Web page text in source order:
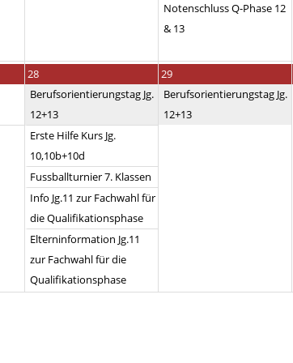
Notenschluss Q-Phase 12
& 13
28
Berufsorientierungstag Jg.
12+13
Erste Hilfe Kurs Jg.
10,10b+10d
Fussballturnier 7. Klassen
Info Jg.11 zur Fachwahl für
die Qualifikationsphase
Elterninformation Jg.11
zur Fachwahl für die
Qualifikationsphase
29
Berufsorientierungstag Jg.
12+13